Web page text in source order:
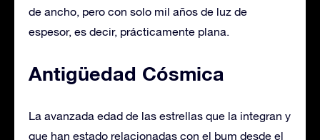
de ancho, pero con solo mil años de luz de
espesor, es decir, prácticamente plana.
Antigüedad Cósmica
La avanzada edad de las estrellas que la integran y
que han estado relacionadas con el bum desde el